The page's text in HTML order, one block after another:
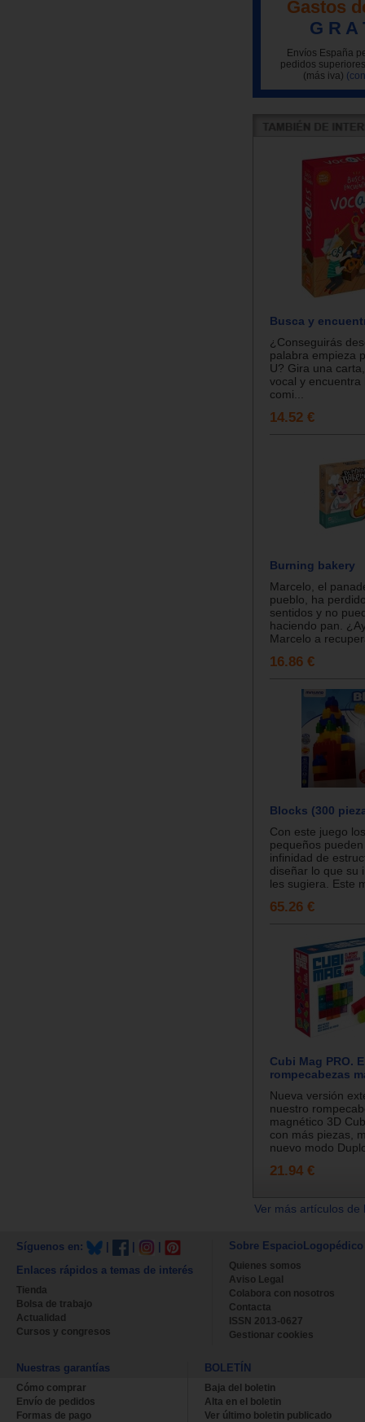
Gastos
G R A
Envíos España
pedidos
(más iva)
Busca y
¿Conseguirás
palabra empieza
U? Gira una
vocal y encuentra
comi...
14.52 €
Burning bakery
Marcelo, el
pueblo, ha
sentidos y no
haciendo pan.
Marcelo a
16.86 €
Blocks (300
Con este juego
pequeños
infinidad de
diseñar lo que su
les sugiera. Este
65.26 €
Cubi Mag PRO.
rompecabezas
Nueva versión
nuestro
magnético 3D
con más piezas,
nuevo modo
21.94 €
Ver más artículos
Síguenos en:
Enlaces rápidos a temas de interés
Tienda
Bolsa de trabajo
Actualidad
Cursos y congresos
Sobre EspacioLogopédico
Quienes somos
Aviso Legal
Colabora con nosotros
Contacta
ISSN 2013-0627
Gestionar cookies
Nuestras garantías
Cómo comprar
Envío de pedidos
Formas de pago
BOLETÍN
Baja del boletin
Alta en el boletin
Ver último boletin publicado